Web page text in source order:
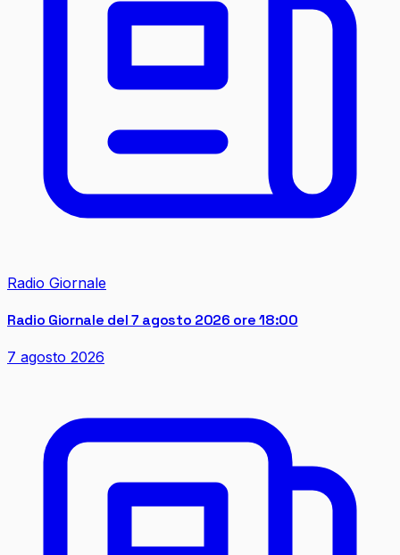
Radio Giornale
Radio Giornale del 7 agosto 2026 ore 18:00
7 agosto 2026